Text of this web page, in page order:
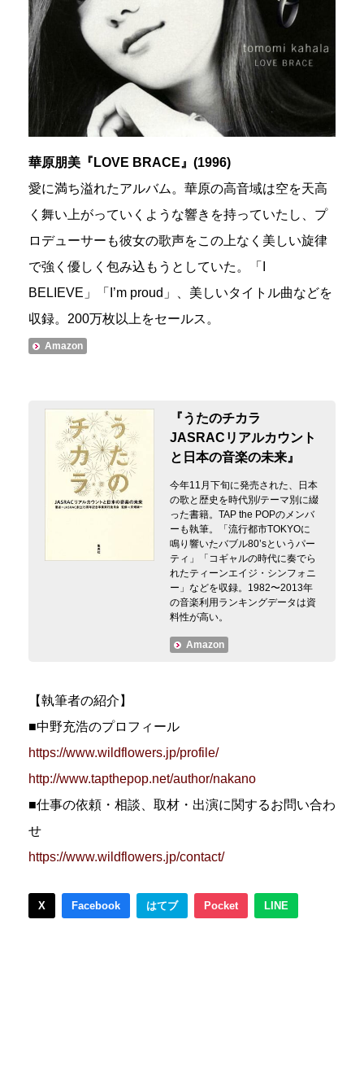
華原朋美『LOVE BRACE』(1996)
愛に満ち溢れたアルバム。華原の高音域は空を天高
く舞い上がっていくような響きを持っていたし、プ
ロデューサーも彼女の歌声をこの上なく美しい旋律
で強く優しく包み込もうとしていた。「I
BELIEVE」「I’m proud」、美しいタイトル曲などを
収録。200万枚以上をセールス。
Amazon
『うたのチカラ
JASRACリアルカウント
と日本の音楽の未来』
今年11月下旬に発売された、日本
の歌と歴史を時代別/テーマ別に綴
った書籍。TAP the POPのメンバ
ーも執筆。「流行都市TOKYOに
鳴り響いたバブル80’sというパー
ティ」「コギャルの時代に奏でら
れたティーンエイジ・シンフォニ
ー」などを収録。1982〜2013年
の音楽利用ランキングデータは資
料性が高い。
Amazon
【執筆者の紹介】
■中野充浩のプロフィール
https://www.wildflowers.jp/profile/
http://www.tapthepop.net/author/nakano
■仕事の依頼・相談、取材・出演に関するお問い合わ
せ
https://www.wildflowers.jp/contact/
X Facebook はてブ Pocket LINE